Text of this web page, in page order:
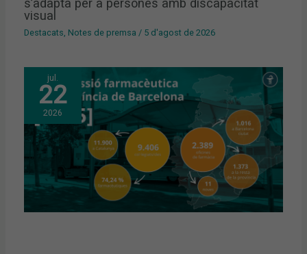
visual
Destacats Notes de premsa / 5 d'agost de 2026
jul.
22
2026